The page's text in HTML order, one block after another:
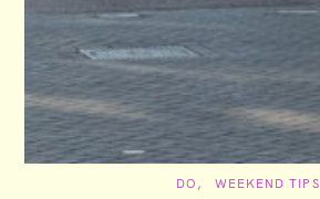
C
DO WEEKEND TIPS